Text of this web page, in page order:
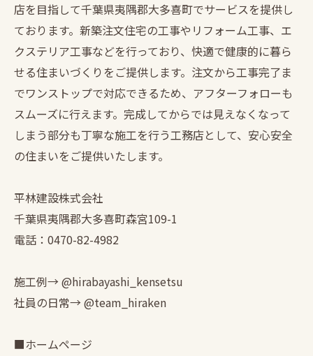
店を目指して千葉県夷隅郡大多喜町でサービスを提供し
ております。新築注文住宅の工事やリフォーム工事、エ
クステリア工事などを行っており、快適で健康的に暮ら
せる住まいづくりをご提供します。注文から工事完了ま
でワンストップで対応できるため、アフターフォローも
スムーズに行えます。完成してからでは見えなくなって
しまう部分も丁寧な施工を行う工務店として、安心安全
の住まいをご提供いたします。
平林建設株式会社
千葉県夷隅郡大多喜町森宮109-1
電話：0470-82-4982
施工例→ @hirabayashi_kensetsu
社員の日常→ @team_hiraken
■ホームページ